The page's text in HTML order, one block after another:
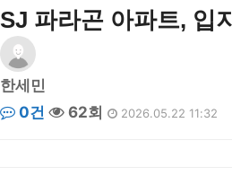
SJ 파라곤 아파트, 입
한세민
0건
62회 2026.05.22 11:32